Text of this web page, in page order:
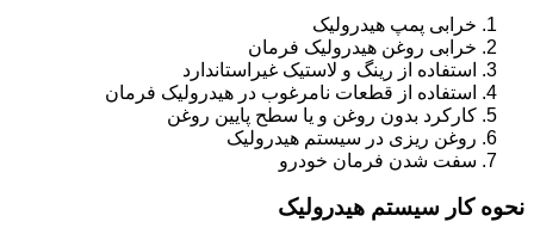
خرابی پمپ هیدرولیک
خرابی روغن هیدرولیک فرمان
استفاده از رینگ و لاستیک غیراستاندارد
استفاده از قطعات نامرغوب در هیدرولیک فرمان
کارکرد بدون روغن و یا سطح پایین روغن
روغن ریزی در سیستم هیدرولیک
سفت شدن فرمان خودرو
نحوه کار سیستم هیدرولیک